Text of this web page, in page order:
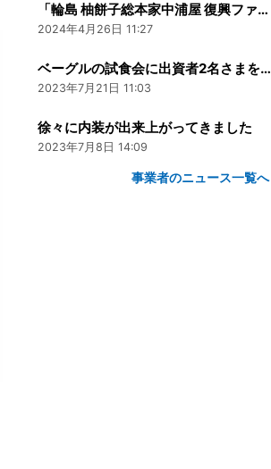
「輪島 柚餅子総本家中浦屋 復興ファンド」の募集開始に寄せて
2024年4月26日 11:27
ベーグルの試食会に出資者2名さまをご招待します
2023年7月21日 11:03
徐々に内装が出来上がってきました
2023年7月8日 14:09
事業者のニュース一覧へ